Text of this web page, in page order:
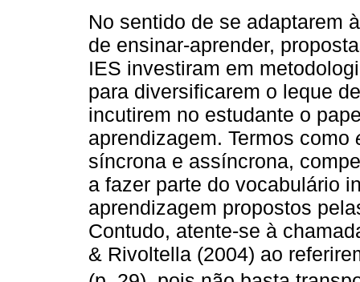
No sentido de se adaptarem
de ensinar-aprender,
IES investiram em
para diversificarem o leque
incutirem no estudante o
aprendizagem. Termos como
síncrona e assíncrona,
a fazer parte do vocabulário
aprendizagem propostos
Contudo, atente-se à
& Rivoltella (2004) ao